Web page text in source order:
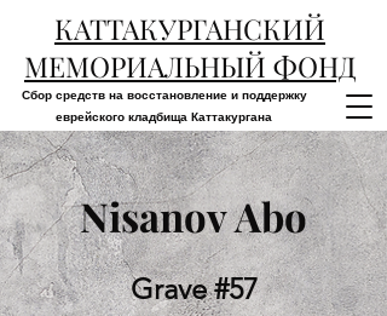
КАТТАКУРГАНСКИЙ
МЕМОРИАЛЬНЫЙ ФОНД
Сбор средств на восстановление и поддержку
еврейского кладбища Каттакургана
Nisanov Abo
Grave #57